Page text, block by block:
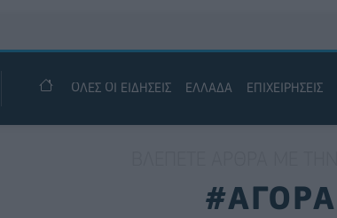
ΟΛΕΣ ΟΙ ΕΙΔΗΣΕΙΣ ΕΛΛΑΔΑ ΕΠΙΧΕΙΡΗΣΕΙΣ
#ΑΓΟΡΑ